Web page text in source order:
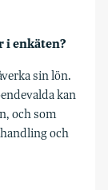
i enkäten?
sin lön.
kan
och som
och